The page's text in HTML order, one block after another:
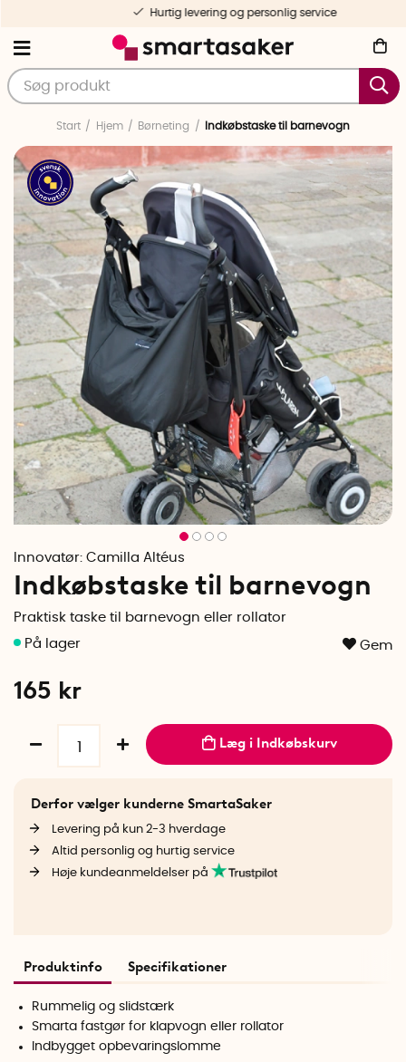
Hurtig levering og personlig service
Start Hjem Børneting Indkøbstaske til barnevogn
Innovatør: Camilla Altéus
Indkøbstaske til barnevogn
Praktisk taske til barnevogn eller rollator
Gem
165 kr
Læg i Indkøbskurv
Derfor vælger kunderne SmartaSaker
Levering på kun 2-3 hverdage
Altid personlig og hurtig service
Høje kundeanmeldelser på
Produktinfo Specifikationer
Rummelig og slidstærk
Smarta fastgør for klapvogn eller rollator
Indbygget opbevaringslomme